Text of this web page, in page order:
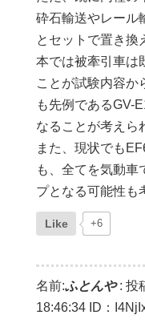
砕石輸送やレール
とセットで置き換
本では被牽引車は
ことが試験内容か
も先例であるGV-
なることが考えら
また、現状でも
も、全てを気動車
プとなる可能性も
Like +6
名前:ふとんや: 投
18:46:34 ID：